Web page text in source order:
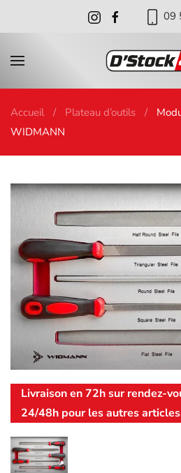
09
Accueil Plateau d’outils
WIDMANN
Livraison en 72h sur rendez-
24/48h pour les autres